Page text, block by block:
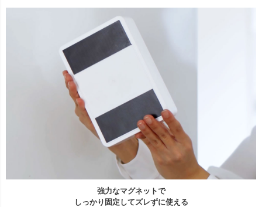
強力なマグネットで
しっかり固定してズレずに使える